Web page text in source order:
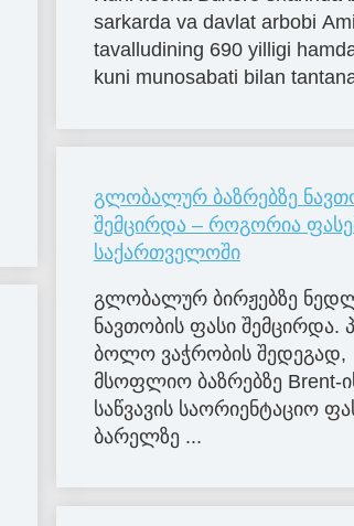
sarkarda va davlat arbobi
tavalludining 690 yilligi
kuni munosabati bilan
გლობალურ ბაზრებზე
შემცირდა – როგორია
საქართველოში
გლობალურ ბირჟებზე
ნავთობის ფასი შემცირდა.
ბოლო ვაჭრობის შედეგად,
მსოფლიო ბაზრებზე Brent-
საწვავის საორიენტაციო
ბარელზე ...